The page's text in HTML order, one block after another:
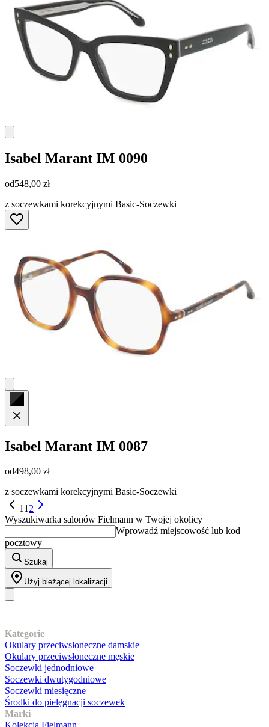
Isabel Marant IM 0090
od548,00 zł
z soczewkami korekcyjnymi Basic-Soczewki
Isabel Marant IM 0087
od498,00 zł
z soczewkami korekcyjnymi Basic-Soczewki
112
Wyszukiwarka salonów Fielmann w Twojej okolicy
Wprowadź miejscowość lub kod
pocztowy
Szukaj
Użyj bieżącej lokalizacji
Kategorie
Okulary przeciwsłoneczne damskie
Okulary przeciwsłoneczne męskie
Soczewki jednodniowe
Soczewki dwutygodniowe
Soczewki miesięczne
Środki do pielęgnacji soczewek
Marki